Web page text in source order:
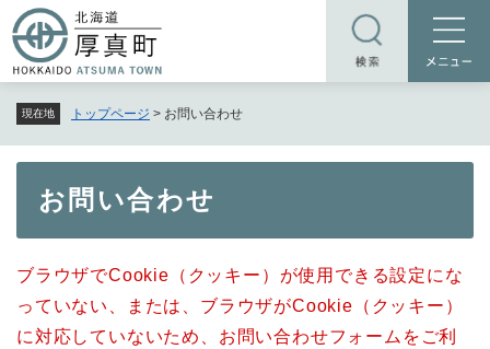
ー
ジ
頭
で
現在地 トップページ > お問い合わせ
お問い合わせ
ブラウザでCookie（クッキー）が使用できる設定にな
っていない、または、ブラウザがCookie（クッキー）
に対応していないため、お問い合わせフォームをご利